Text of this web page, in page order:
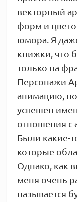
векторный
форм и
юмора. Я
книжки, что
только на
Персонажи
анимацию,
успешен
отношения с
Были какие-
которые
Однако, как
меня очень
называется